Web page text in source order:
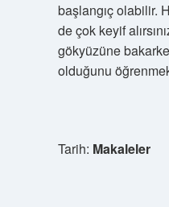
başlangıç olabilir.
de çok keyif
gökyüzüne
olduğunu
Tarih: Makaleler